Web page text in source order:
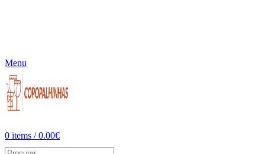
Menu
0 items / 0.00€